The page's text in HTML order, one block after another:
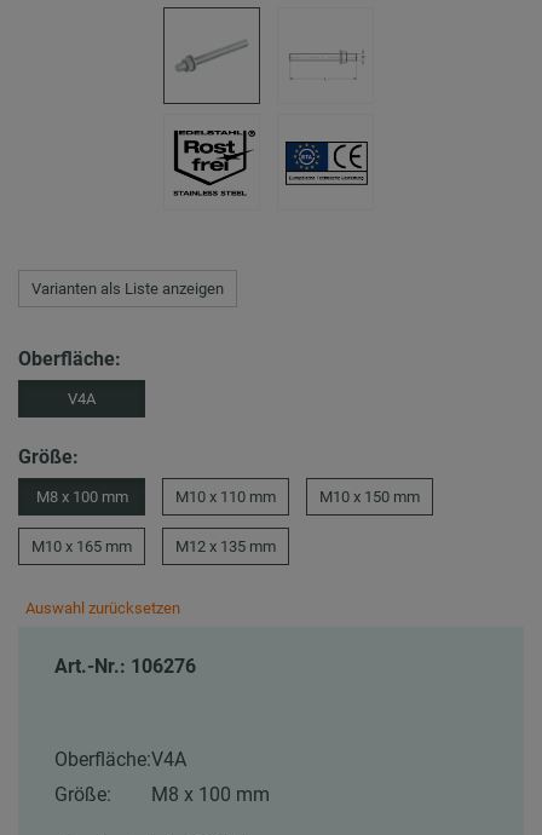
Varianten als Liste anzeigen
Oberfläche:
V4A
Größe:
M8 x 100 mm M10 x 110 mm M10 x 150 mm
M10 x 165 mm M12 x 135 mm
Auswahl zurücksetzen
Art.-Nr.: 106276
Oberfläche:V4A
Größe:
M8 x 100 mm